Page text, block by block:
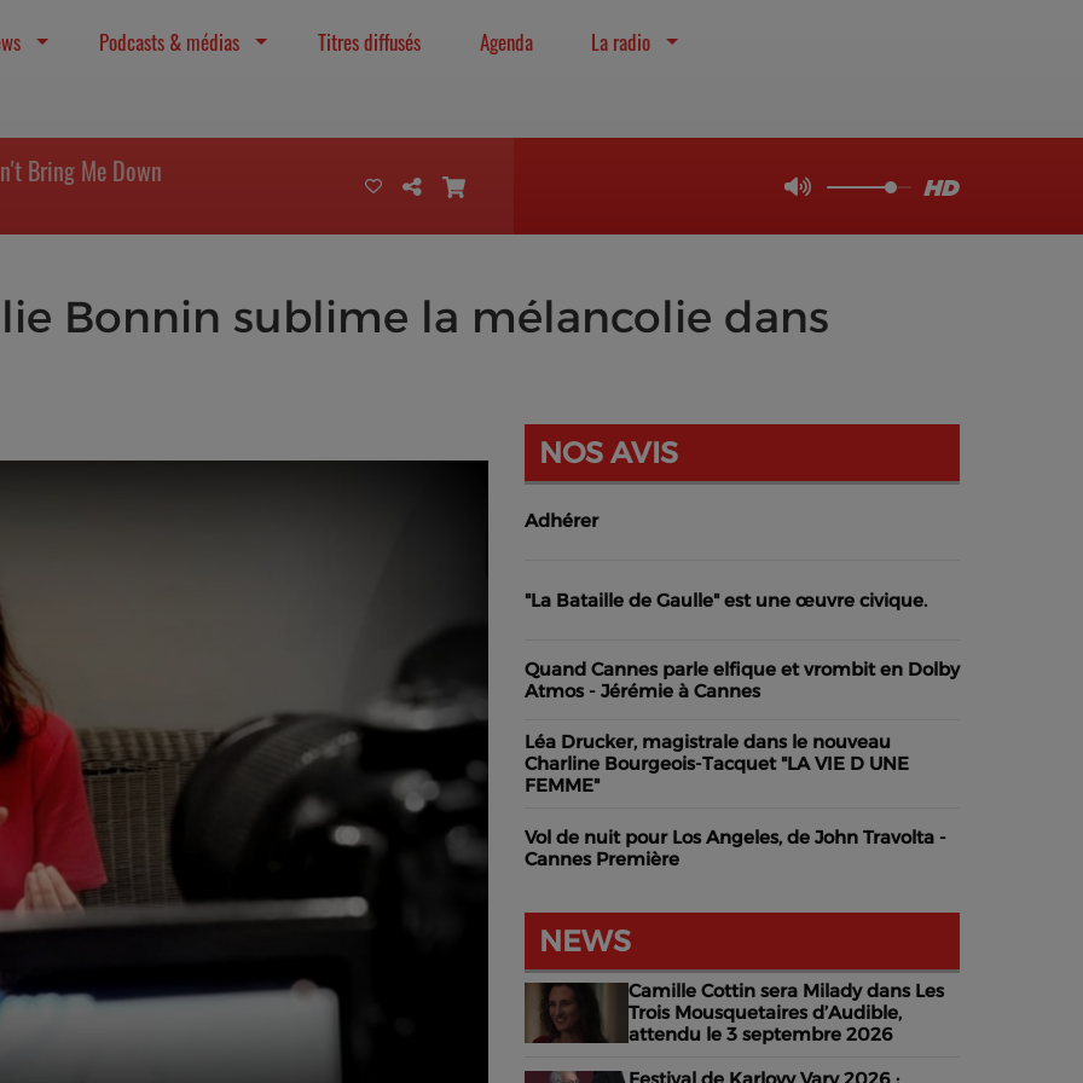
Podcasts & médias Titres diffusés Agenda La radio
Bring Me Down
Bonnin sublime la mélancolie dans
NOS AVIS
Adhérer
"La Bataille de Gaulle" est une œuvre civique.
Quand Cannes parle elfique et vrombit en Dolby
Atmos - Jérémie à Cannes
Léa Drucker, magistrale dans le nouveau
Charline Bourgeois-Tacquet "LA VIE D UNE
FEMME"
Vol de nuit pour Los Angeles, de John Travolta -
Cannes Première
NEWS
Camille Cottin sera Milady dans Les
Trois Mousquetaires d’Audible,
attendu le 3 septembre 2026